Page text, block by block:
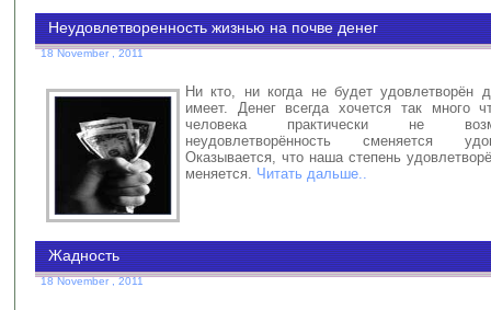
Неудовлетворенность жизнью на почве денег
18 November , 2011
Ни кто, ни когда не будет удовлетворён
имеет. Денег всегда хочется так много
человека практически не
неудовлетворённость сменяется
Оказывается, что наша степень
меняется. Читать дальше..
Жадность
18 November , 2011